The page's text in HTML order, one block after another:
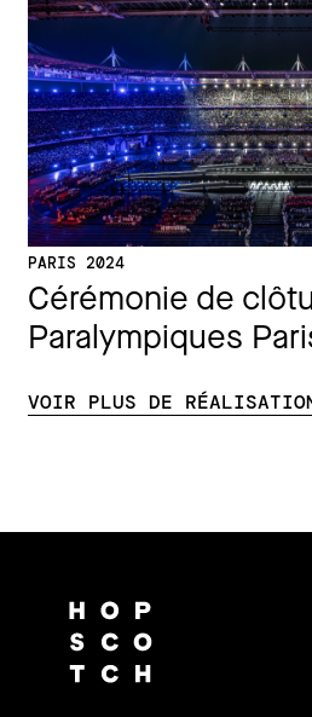
PARIS 2024
Cérémonie de
Paralympiques
VOIR PLUS DE